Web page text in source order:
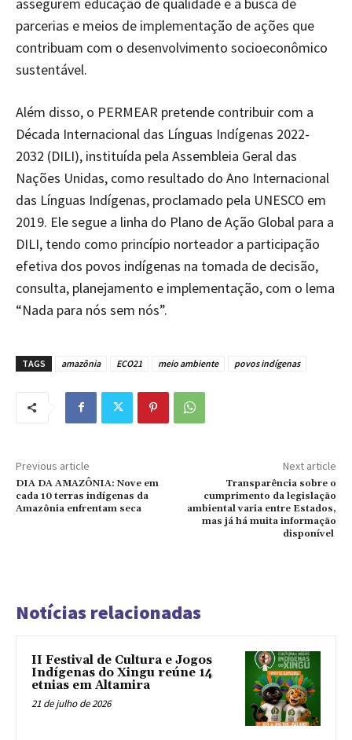
parcerias e meios de implementação de ações que
contribuam com o desenvolvimento socioeconômico
sustentável.
Além disso, o PERMEAR pretende contribuir com a
Década Internacional das Línguas Indígenas 2022-
2032 (DILI), instituída pela Assembleia Geral das
Nações Unidas, como resultado do Ano Internacional
das Línguas Indígenas, proclamado pela UNESCO em
2019. Ele segue a linha do Plano de Ação Global para a
DILI, tendo como princípio norteador a participação
efetiva dos povos indígenas na tomada de decisão,
consulta, planejamento e implementação, com o lema
“Nada para nós sem nós”.
TAGS amazônia ECO21 meio ambiente povos indígenas
Previous article
DIA DA AMAZÔNIA: Nove em
cada 10 terras indígenas da
Amazônia enfrentam seca
Next article
Transparência sobre o
cumprimento da legislação
ambiental varia entre Estados,
mas já há muita informação
disponível
Notícias relacionadas
II Festival de Cultura e Jogos
Indígenas do Xingu reúne 14
etnias em Altamira
21 de julho de 2026